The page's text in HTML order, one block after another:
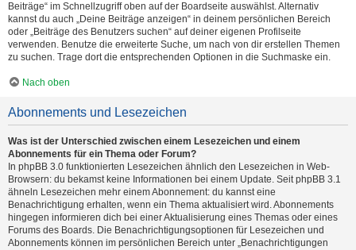
Beiträge“ im Schnellzugriff oben auf der Boardseite auswählst. Alternativ
kannst du auch „Deine Beiträge anzeigen“ in deinem persönlichen Bereich
oder „Beiträge des Benutzers suchen“ auf deiner eigenen Profilseite
verwenden. Benutze die erweiterte Suche, um nach von dir erstellen Themen
zu suchen. Trage dort die entsprechenden Optionen in die Suchmaske ein.
Nach oben
Abonnements und Lesezeichen
Was ist der Unterschied zwischen einem Lesezeichen und einem
Abonnements für ein Thema oder Forum?
In phpBB 3.0 funktionierten Lesezeichen ähnlich den Lesezeichen in Web-
Browsern: du bekamst keine Informationen bei einem Update. Seit phpBB 3.1
ähneln Lesezeichen mehr einem Abonnement: du kannst eine
Benachrichtigung erhalten, wenn ein Thema aktualisiert wird. Abonnements
hingegen informieren dich bei einer Aktualisierung eines Themas oder eines
Forums des Boards. Die Benachrichtigungsoptionen für Lesezeichen und
Abonnements können im persönlichen Bereich unter „Benachrichtigungen